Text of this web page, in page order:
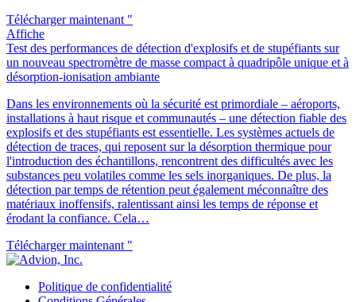
Télécharger maintenant "
Affiche
Test des performances de détection d'explosifs et de stupéfiants sur
un nouveau spectromètre de masse compact à quadripôle unique et à
désorption-ionisation ambiante
Dans les environnements où la sécurité est primordiale – aéroports,
installations à haut risque et communautés – une détection fiable des
explosifs et des stupéfiants est essentielle. Les systèmes actuels de
détection de traces, qui reposent sur la désorption thermique pour
l'introduction des échantillons, rencontrent des difficultés avec les
substances peu volatiles comme les sels inorganiques. De plus, la
détection par temps de rétention peut également méconnaître des
matériaux inoffensifs, ralentissant ainsi les temps de réponse et
érodant la confiance. Cela…
Télécharger maintenant "
Politique de confidentialité